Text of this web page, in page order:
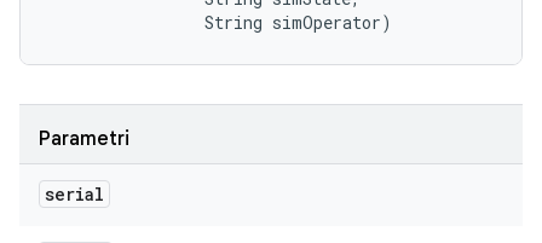
                String simOperator)
Parametri
serial